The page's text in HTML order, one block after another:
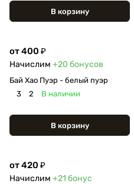
В корзину
от 400 ₽
Начислим +20 бонусов
Бай Хао Пуэр - белый пуэр
3
2 В наличии
В корзину
от 420 ₽
Начислим +21 бонус